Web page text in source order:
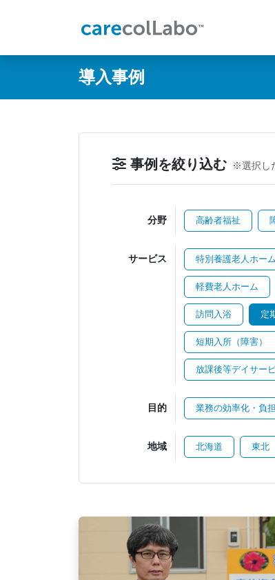
導入事例
事例を絞り込む ※選択し
分野 高齢者福祉
サービス 特別養護老人ホーム
軽費老人ホーム
訪問入浴 定
短期入所（障害）
放課後等デイサー
目的 業務の効率化・負
地域 北海道 東北